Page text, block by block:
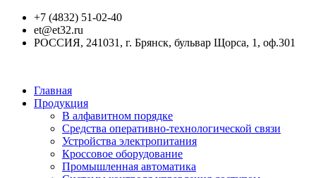
+7 (4832) 51-02-40
et@et32.ru
РОССИЯ, 241031, г. Брянск, бульвар Щорса, 1, оф.301
Главная
Продукция
В алфавитном порядке
Средства оперативно-технологической связи
Устройства электропитания
Кроссовое оборудование
Промышленная автоматика